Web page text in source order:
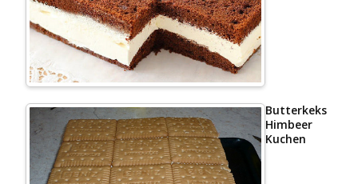
Butterkeks
Himbeer
Kuchen